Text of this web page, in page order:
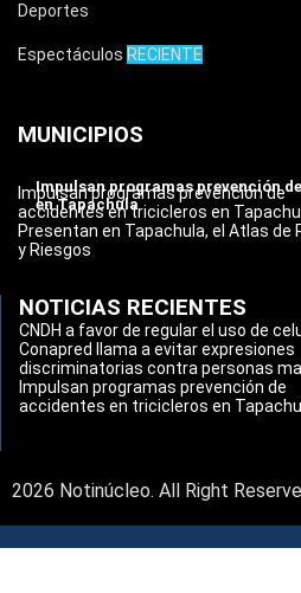
Deportes
Espectáculos RECIENTE
MUNICIPIOS
Impulsan programas prevención
en Tapachula
Impulsan programas prevención de
accidentes en tricicleros en
Presentan en Tapachula, el Atlas de
y Riesgos
NOTICIAS RECIENTES
CNDH a favor de regular el uso de
Conapred llama a evitar expresiones
discriminatorias contra personas
Impulsan programas prevención de
accidentes en tricicleros en
2026 Notinúcleo. All Right